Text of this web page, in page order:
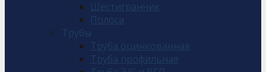
Шестигранник
Полоса
Трубы
Труба оцинкованная
Труба профильная